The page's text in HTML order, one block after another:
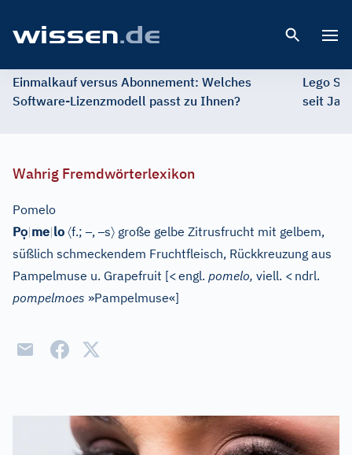
Einmalkauf versus Abonnement: Welches
Software-Lizenzmodell passt zu Ihnen?
Lego
seit
Wahrig Fremdwörterlexikon
Pomelo
Pọ|me|lo 〈f.;–,–s〉 große gelbe Zitrusfrucht mit gelbem,
süßlich schmeckendem Fruchtfleisch, Rückkreuzung aus
Pampelmuse u. Grapefruit [<engl. pomelo, viell. < ndrl.
pompelmoes »Pampelmuse«]